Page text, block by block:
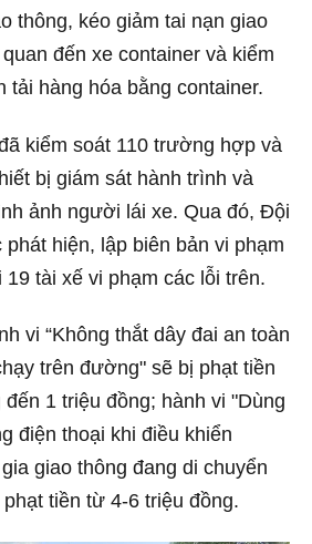
thông, kéo giảm tai nạn giao
đến xe container và kiểm
tải hàng hóa bằng container.
kiểm soát 110 trường hợp và
bị giám sát hành trình và
ảnh người lái xe. Qua đó, Đội
phát hiện, lập biên bản vi phạm
tài xế vi phạm các lỗi trên.
vi “Không thắt dây đai an toàn
trên đường" sẽ bị phạt tiền
1 triệu đồng; hành vi "Dùng
điện thoại khi điều khiển
giao thông đang di chuyển
tiền từ 4-6 triệu đồng.